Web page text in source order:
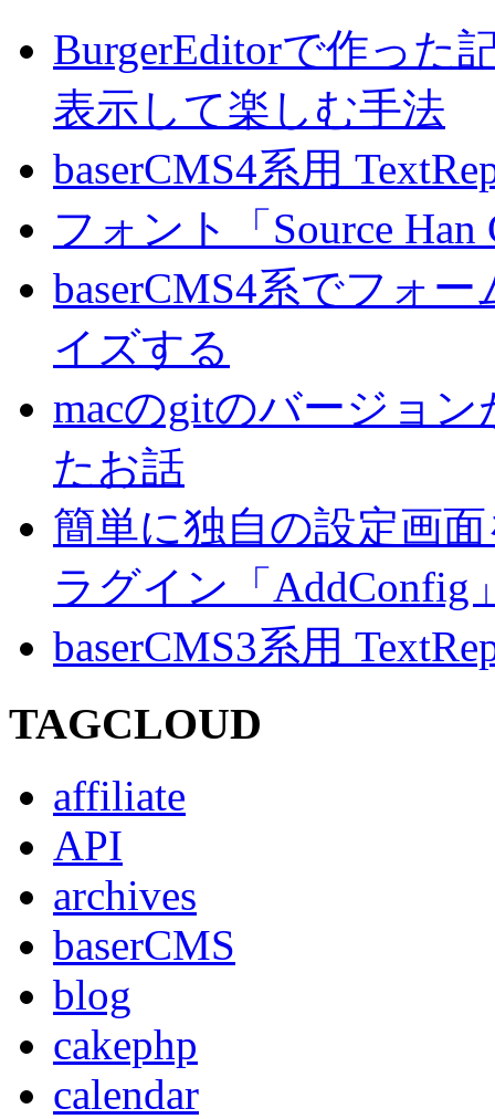
BurgerEditorで作った
表示して楽しむ手法
baserCMS4系用
フォント「Source
baserCMS4系でフォ
イズする
macのgitのバージョ
たお話
簡単に独自の設定画
ラグイン「AddConfig
baserCMS3系用
TAGCLOUD
affiliate
API
archives
baserCMS
blog
cakephp
calendar